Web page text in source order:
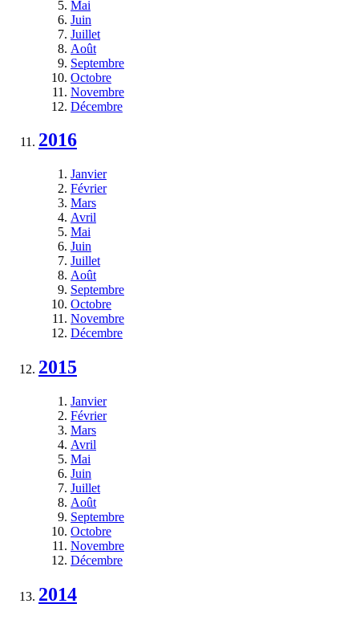
Mai
Juin
Juillet
Août
Septembre
Octobre
Novembre
Décembre
2016
Janvier
Février
Mars
Avril
Mai
Juin
Juillet
Août
Septembre
Octobre
Novembre
Décembre
2015
Janvier
Février
Mars
Avril
Mai
Juin
Juillet
Août
Septembre
Octobre
Novembre
Décembre
2014